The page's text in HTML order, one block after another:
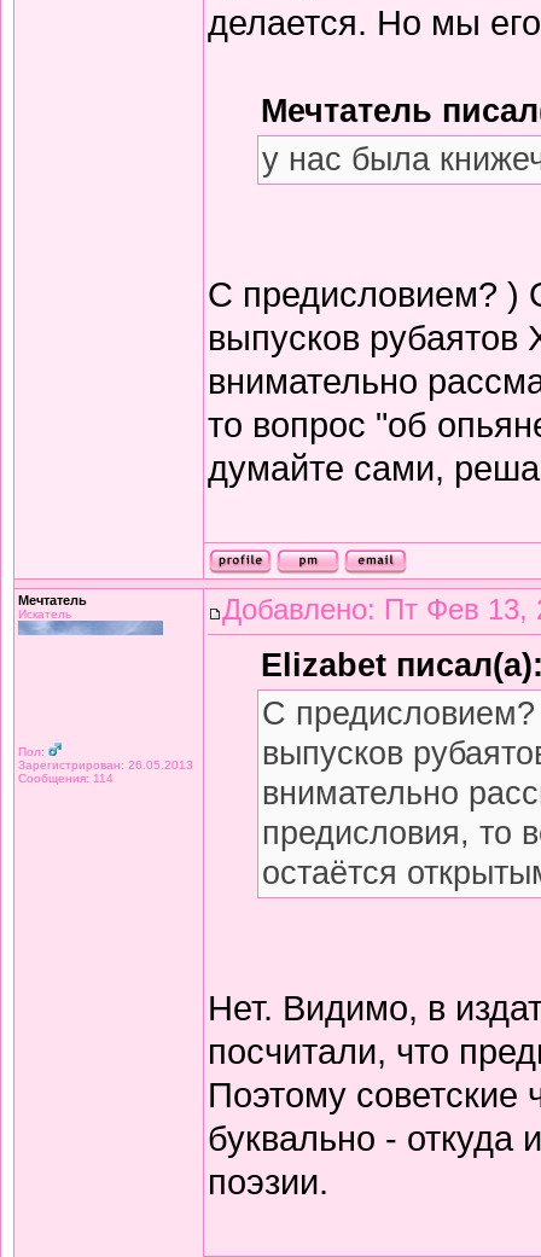
делается. Но мы
Мечтатель
у нас была
С предисловием? )
выпусков рубаятов
внимательно
то вопрос "об
думайте сами,
Мечтатель
Искатель
Пол:
Зарегистрирован: 26.05.2013
Сообщения: 114
Добавлено: Пт Фев 13,
Elizabet
С
выпусков
внимательно
предисловия, то
остаётся
Нет. Видимо, в
посчитали, что
Поэтому советские
буквально -
поэзии.